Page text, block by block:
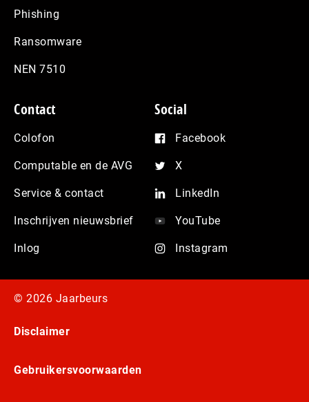
Phishing
Ransomware
NEN 7510
Contact
Colofon
Computable en de AVG
Service & contact
Inschrijven nieuwsbrief
Inlog
Social
Facebook
X
LinkedIn
YouTube
Instagram
© 2026 Jaarbeurs
Disclaimer
Gebruikersvoorwaarden